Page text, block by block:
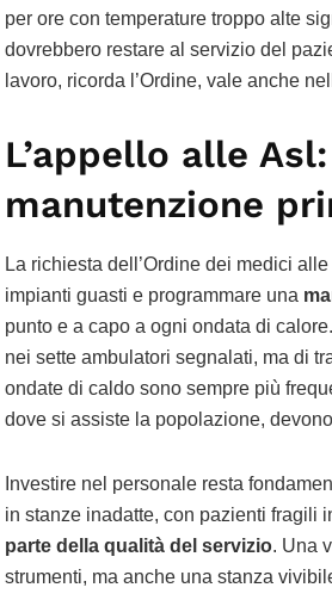
per ore con temperature troppo alte
dovrebbero restare al servizio del
lavoro, ricorda l’Ordine, vale anche
L’appello alle
manutenzione
La richiesta dell’Ordine dei medici
impianti guasti e programmare una
punto e a capo a ogni ondata di
nei sette ambulatori segnalati, ma di
ondate di caldo sono sempre più
dove si assiste la popolazione,
Investire nel personale resta
in stanze inadatte, con pazienti fragili
parte della qualità del servizio. Una
strumenti, ma anche una stanza